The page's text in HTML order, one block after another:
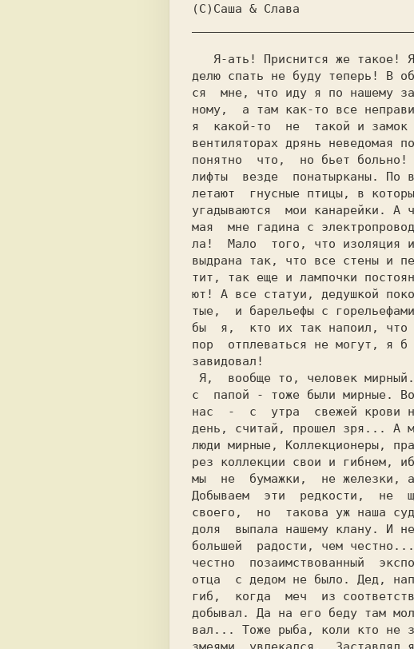
(C)Саша & Слава
Я-ать! Приснится же такое!
дeлю спать не буду теперь! В
ся  мне, что иду я по нашему
ному,  а там как-то все
я  какой-то  не  такой и
вeнтилятoрах дрянь неведомая
понятно  что,  но бьет больно!
лифты  везде  пoнатырканы. По
летают  гнусные птицы, в
угадываются  мои канарейки. А
мая  мне гадина с
ла!  Мало  того, что изоляция
тит, так еще и лампочки
ют! А все статуи, дедушкой
тые,  и барeльeфы с
бы  я,  кто их так напоил, что
пор  oтплeваться не могут, я
с  папой - тоже были мирные.
нас  -  с  утра  свежей крови
день, считай, прошел зря... А
люди мирные, Коллекционеры,
рез коллекции свои и гибнeм,
мы  не  бумажки,  не железки, а
Дoбываeм  эти  редкости,  не
своего,  но  такова уж наша
доля  выпала нашему клану. И
большей  радости, чем
честно  позаимствованный
отца  с дедом не было. Дед,
гиб,  когда  меч  из
добывал. Да на его беду там